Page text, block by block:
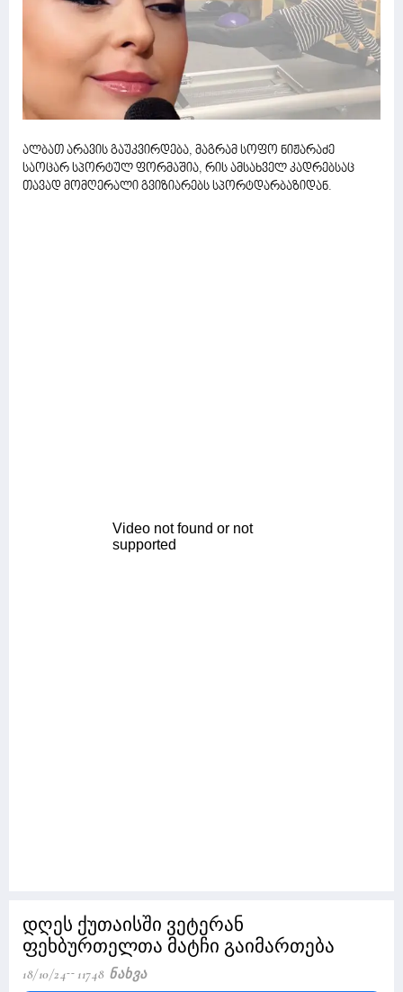
ალბათ არავის გაუკვირდება, მაგრამ სოფო ნიჟარაძე
საოცარ სპორტულ ფორმაშია, რის ამსახველ კადრებსაც
თავად მომღერალი გვიზიარებს სპორტდარბაზიდან.
დღეს ქუთაისში ვეტერან
ფეხბურთელთა მატჩი გაიმართება
18/10/24 11748 Ნახვა